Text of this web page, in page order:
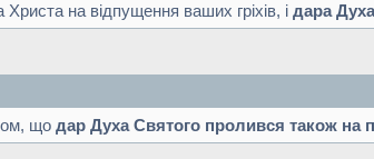
на відпущення ваших гріхів, і дара
що дар Духа Святого пролився також на